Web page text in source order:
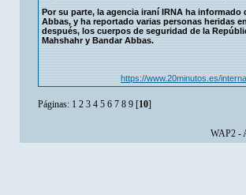
Por su parte, la agencia iraní IRNA ha
Abbas, y ha reportado varias personas heridas
después, los cuerpos de seguridad de la
Mahshahr y Bandar Abbas.
https://www.20minutos.es/
Páginas: 1 2 3 4 5 6 7 8 9 [10]
WAP2-